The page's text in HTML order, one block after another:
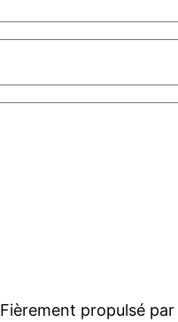
Fièrement propulsé par